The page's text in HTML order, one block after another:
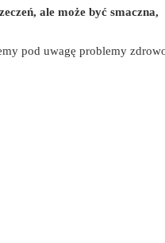
ale może być smaczna,
pod uwagę problemy